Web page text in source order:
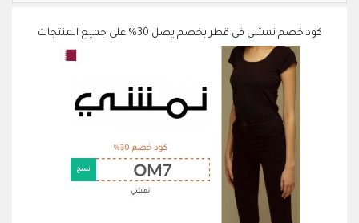
كود خصم نمشي في قطر بخصم يصل 30% على جميع المنتجات